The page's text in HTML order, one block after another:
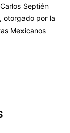
Septién
otorgado por la
Mexicanos